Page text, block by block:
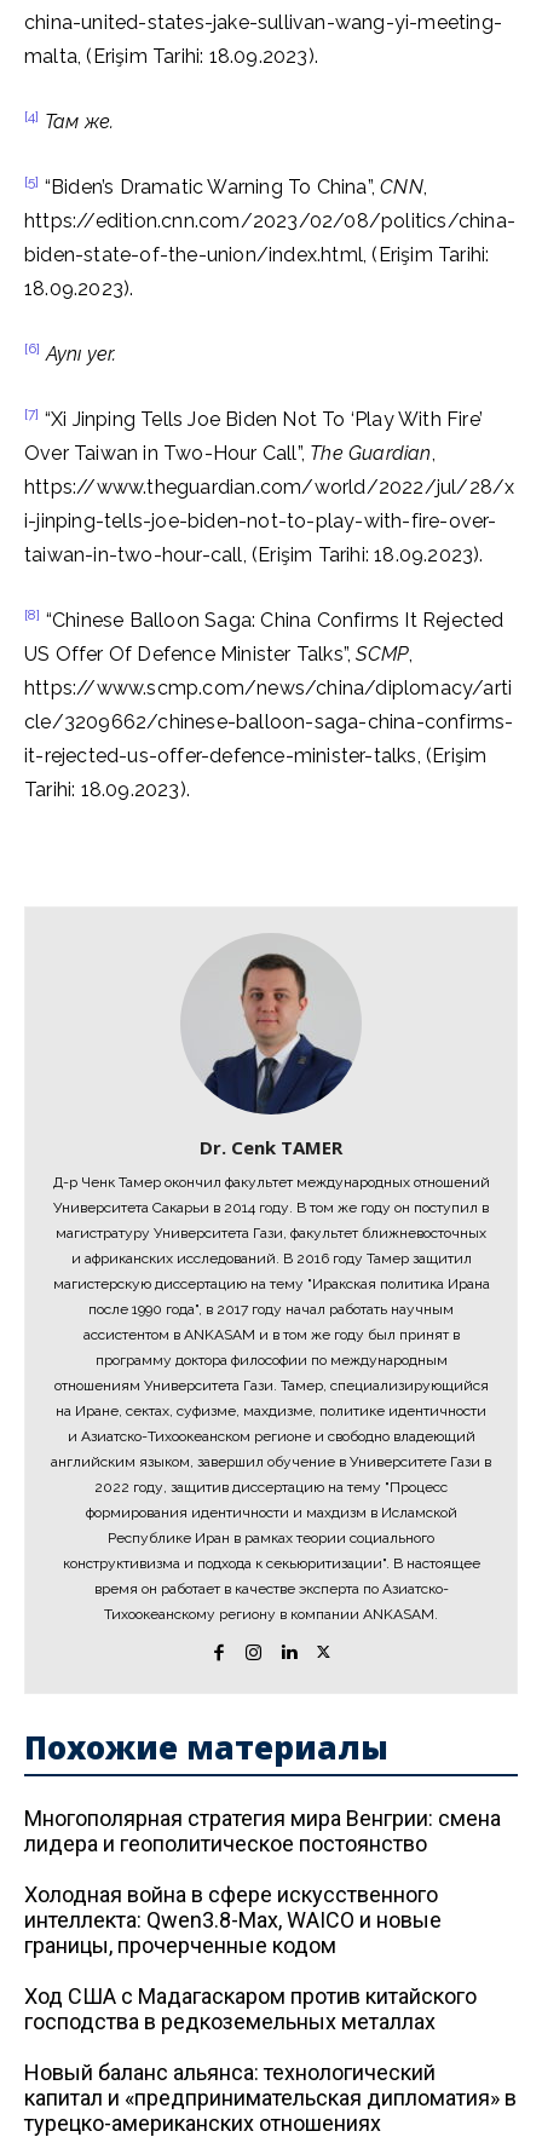
china-united-states-jake-sullivan-wang-yi-meeting-
malta, (Erişim Tarihi: 18.09.2023).
[4] Там же.
[5] “Biden’s Dramatic Warning To China”,CNN,
https://edition.cnn.com/2023/02/08/politics/china-
biden-state-of-the-union/index.html, (Erişim Tarihi:
18.09.2023).
[6] Aynı yer.
[7] “Xi Jinping Tells Joe Biden Not To ‘Play With Fire’
Over Taiwan in Two-Hour Call”, The Guardian,
https://www.theguardian.com/world/2022/jul/28/x
i-jinping-tells-joe-biden-not-to-play-with-fire-over-
taiwan-in-two-hour-call, (Erişim Tarihi: 18.09.2023).
[8] “Chinese Balloon Saga: China Confirms It Rejected
US Offer Of Defence Minister Talks”,SCMP,
https://www.scmp.com/news/china/diplomacy/arti
cle/3209662/chinese-balloon-saga-china-confirms-
it-rejected-us-offer-defence-minister-talks, (Erişim
Tarihi: 18.09.2023).
Dr. Cenk TAMER
Д-р Ченк Тамер окончил факультет международных отношений
Университета Сакарьи в 2014 году. В том же году он поступил в
магистратуру Университета Гази, факультет ближневосточных
и африканских исследований. В 2016 году Тамер защитил
магистерскую диссертацию на тему "Иракская политика Ирана
после 1990 года", в 2017 году начал работать научным
ассистентом в ANKASAM и в том же году был принят в
программу доктора философии по международным
отношениям Университета Гази. Тамер, специализирующийся
на Иране, сектах, суфизме, махдизме, политике идентичности
и Азиатско-Тихоокеанском регионе и свободно владеющий
английским языком, завершил обучение в Университете Гази в
2022 году, защитив диссертацию на тему "Процесс
формирования идентичности и махдизм в Исламской
Республике Иран в рамках теории социального
конструктивизма и подхода к секьюритизации". В настоящее
время он работает в качестве эксперта по Азиатско-
Тихоокеанскому региону в компании ANKASAM.
Похожие материалы
Многополярная стратегия мира Венгрии: смена
лидера и геополитическое постоянство
Холодная война в сфере искусственного
интеллекта: Qwen3.8-Max, WAICO и новые
границы, прочерченные кодом
Ход США с Мадагаскаром против китайского
господства в редкоземельных металлах
Новый баланс альянса: технологический
капитал и «предпринимательская дипломатия» в
турецко-американских отношениях